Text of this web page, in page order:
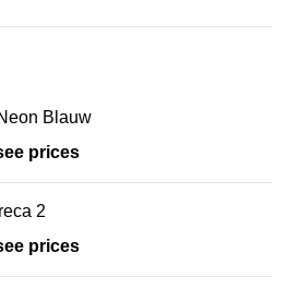
Blauw
prices
2
prices